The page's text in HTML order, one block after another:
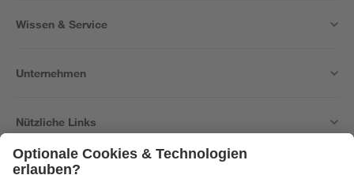
Wissen & Service
Unternehmen
Nützliche Links